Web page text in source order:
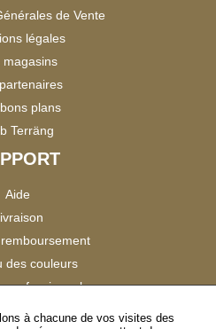
de Vente
légales
magasins
plans
Terräng
Aide
des couleurs
professionnels
à chacune de vos visites des